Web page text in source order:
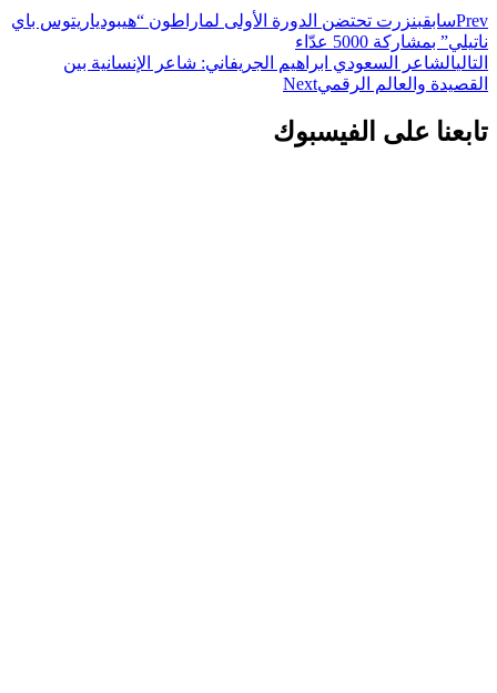
Prevسابقبنزرت تحتضن الدورة الأولى لماراطون “هيبودياريتوس باي
ناتيلي” بمشاركة 5000 عدّاء
التاليالشاعر السعودي ابراهيم الجريفاني: شاعر الإنسانية بين
القصيدة والعالم الرقميNext
تابعنا على الفيسبوك